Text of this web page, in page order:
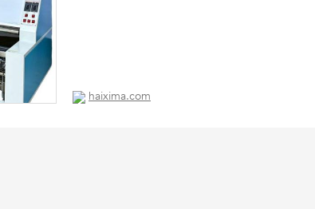
haixima.com